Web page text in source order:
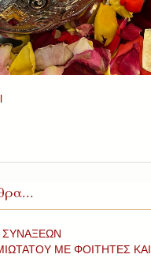
ΣΥΝΑΞΕΩΝ
ΜΕ ΦΟΙΤΗΤΕΣ ΚΑΙ